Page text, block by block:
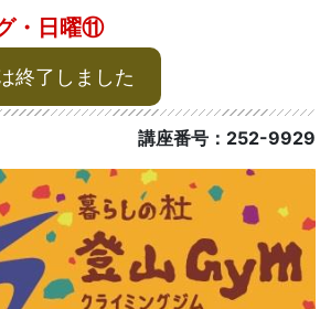
・日曜⑪
終了しました
講座番号：252-9929